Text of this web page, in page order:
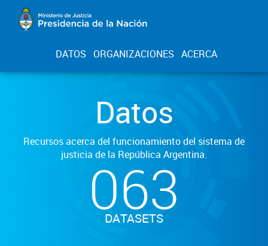
DATOS ORGANIZACIONES ACERCA
Datos
Recursos acerca del funcionamiento del sistema de
justicia de la República Argentina.
063
DATASETS